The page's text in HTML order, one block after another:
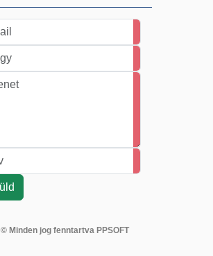
© Minden jog fenntartva PPSOFT